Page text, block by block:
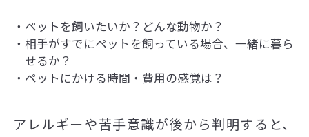
ペットを飼いたいか？どんな動物か？
相手がすでにペットを飼っている場合、一緒に暮ら
せるか？
ペットにかける時間・費用の感覚は？
アレルギーや苦手意識が後から判明すると、